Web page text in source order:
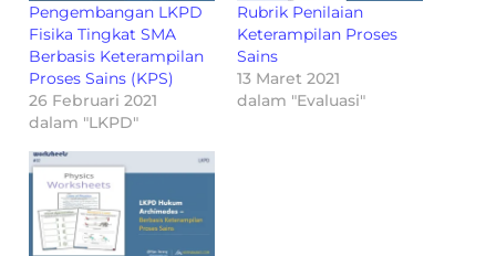
Pengembangan LKPD
Fisika Tingkat SMA
Berbasis Keterampilan
Proses Sains (KPS)
26 Februari 2021
dalam "LKPD"
Rubrik Penilaian
Keterampilan Proses
Sains
13 Maret 2021
dalam "Evaluasi"